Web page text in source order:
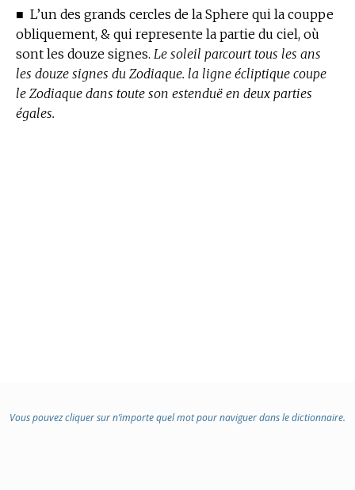
■ L’un des grands cercles de la Sphere qui la couppe
obliquement, & qui represente la partie du ciel, où
sont les douze signes. Le soleil parcourt tous les ans
les douze signes du Zodiaque. la ligne écliptique coupe
le Zodiaque dans toute son estenduë en deux parties
égales.
Vous pouvez cliquer sur n’importe quel mot pour naviguer dans le dictionnaire.